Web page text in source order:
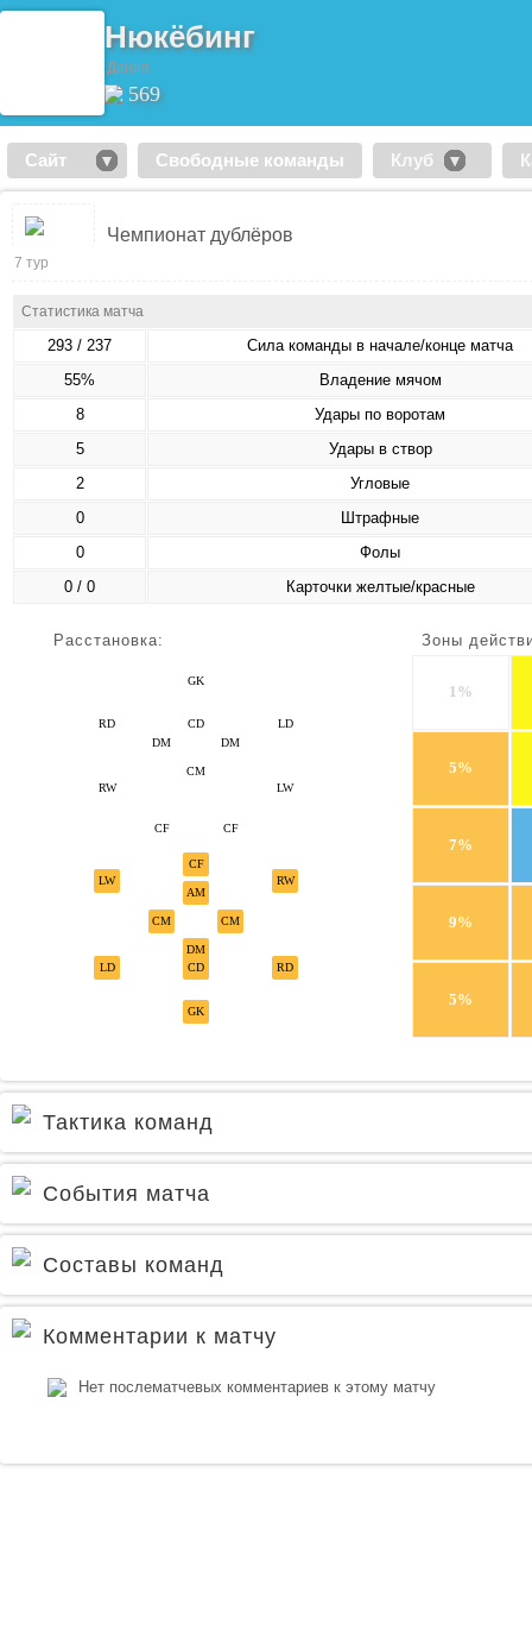
Нюкёбинг
Дания
569
Сайт Свободные команды Клуб
Чемпионат дублёров
7 тур
Статистика матча
293 / 237
Сила команды в начале/конце матча
55%
Владение мячом
8
Удары по воротам
5
Удары в створ
2
Угловые
0
Штрафные
0
Фолы
0 / 0
Карточки желтые/красные
Расстановка:
GK
LD
RD
CD
DM
DM
CM
LW
RW
CF CF
GK
LD CD
CM
DM
CM
RD
AM
RW
LW
CF
Зоны
1%
5%
7%
9%
5%
Тактика команд
События матча
Составы команд
Комментарии к матчу
Нет послематчевых комментариев к этому матчу